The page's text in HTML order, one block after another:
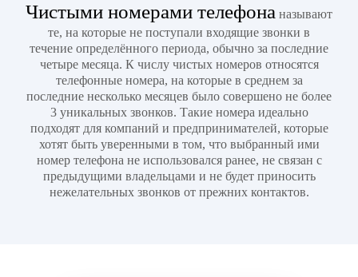
Чистыми номерами телефона называют
те, на которые не поступали входящие звонки в
течение определённого периода, обычно за последние
четыре месяца. К числу чистых номеров относятся
телефонные номера, на которые в среднем за
последние несколько месяцев было совершено не более
3 уникальных звонков. Такие номера идеально
подходят для компаний и предпринимателей, которые
хотят быть уверенными в том, что выбранный ими
номер телефона не использовался ранее, не связан с
предыдущими владельцами и не будет приносить
нежелательных звонков от прежних контактов.